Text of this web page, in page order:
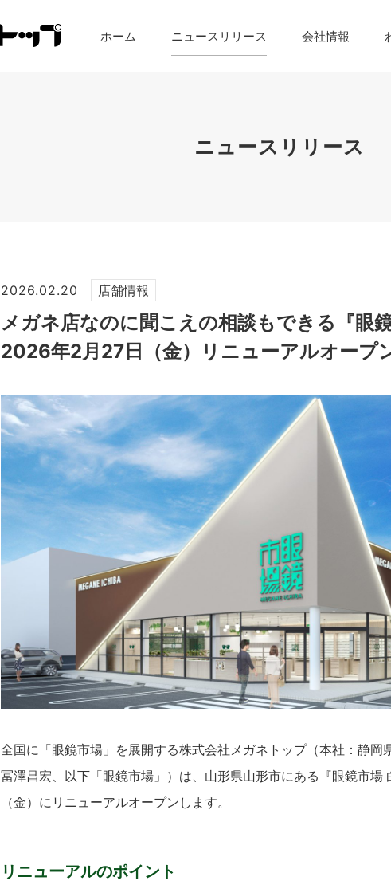
ホーム ニュースリリース 会社情報
ニュースリリース
2026.02.20 店舗情報
メガネ店なのに聞こえの相談もできる『眼
2026年2月27日（金）リニューアルオープ
全国に「眼鏡市場」を展開する株式会社メガネトップ（本社：静岡
冨澤昌宏、以下「眼鏡市場」）は、山形県山形市にある『眼鏡市場
（金）にリニューアルオープンします。
リニューアルのポイント